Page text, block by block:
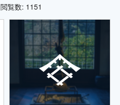
閲覧数: 1151